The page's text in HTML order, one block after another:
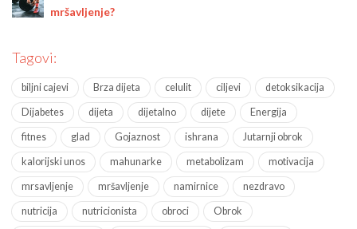
mršavljenje?
Tagovi:
biljni cajevi Brza dijeta celulit ciljevi detoksikacija
Dijabetes dijeta dijetalno dijete Energija
fitnes glad Gojaznost ishrana Jutarnji obrok
kalorijski unos mahunarke metabolizam motivacija
mrsavljenje mršavljenje namirnice nezdravo
nutricija nutricionista obroci Obrok